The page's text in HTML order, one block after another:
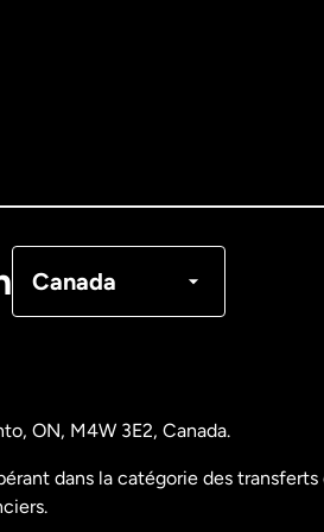
Canada
États-Unis English
ON, M4W 3E2, Canada.
dans la catégorie des